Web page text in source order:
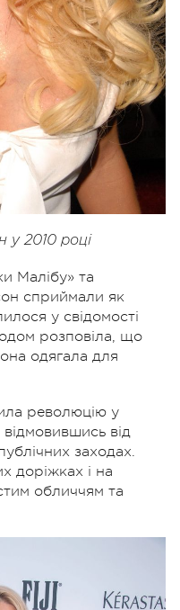
у 2010 році
Малібу» та
сприймали як
у свідомості
розповіла, що
одягала для
революцію у
відмовившись від
заходах.
доріжках і на
обличчям та